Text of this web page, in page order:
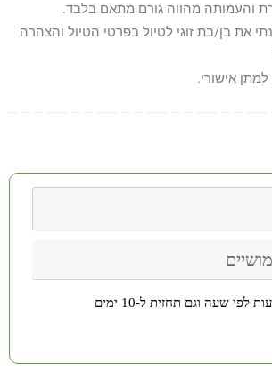
והעמותה מהווה גורם מתאם בלבד.
את בן/בת זוגי לטיול בפרטי הטיול והצהרה
אישורי.
לפי שעה וגם תחזית ל-10 ימים